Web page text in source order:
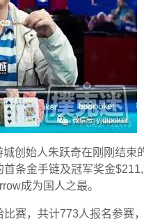
创始人朱跃奇在刚刚结
条金手链及冠军奖金
成为国人之最。
赛，共计773人报名参赛